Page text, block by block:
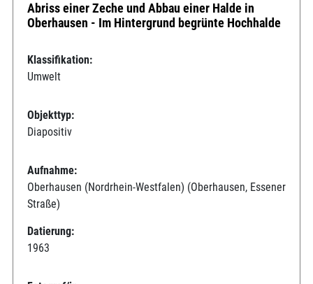
Abriss einer Zeche und Abbau einer Halde in
Oberhausen - Im Hintergrund begrünte Hochhalde
Klassifikation:
Umwelt
Objekttyp:
Diapositiv
Aufnahme:
Oberhausen (Nordrhein-Westfalen) (Oberhausen, Essener
Straße)
Datierung:
1963